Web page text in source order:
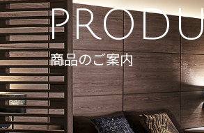
商品のご案内